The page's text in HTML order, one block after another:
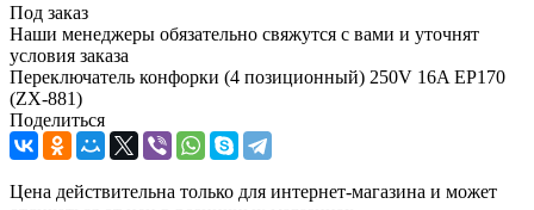
Под заказ
Наши менеджеры обязательно свяжутся с вами и уточнят
условия заказа
Переключатель конфорки (4 позиционный) 250V 16A EP170
(ZX-881)
Поделиться
Цена действительна только для интернет-магазина и может